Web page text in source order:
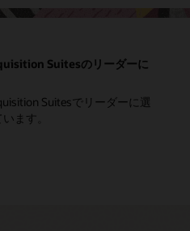
Suitesのリーダーに
Suitesでリーダーに選
ます。